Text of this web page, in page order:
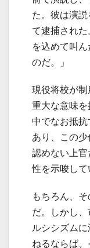
た。彼は演
て逮捕され
を込めて叫
のだ。」
現役将校が制
重大な意味
中でなお抵
あり、この
認めない上
性を示唆して
もちろん、
だ。しかし
ルシシズム
ねるならば